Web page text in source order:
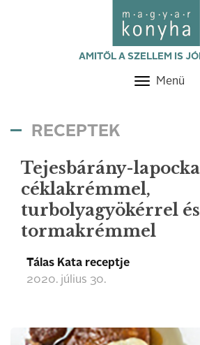
AMITŐL A SZELLEM IS
Toggle
Menü
RECEPTEK
Tejesbárány-lapocka
céklakrémmel,
turbolyagyökérrel
tormakrémmel
Tálas Kata receptje
2020. július 30.